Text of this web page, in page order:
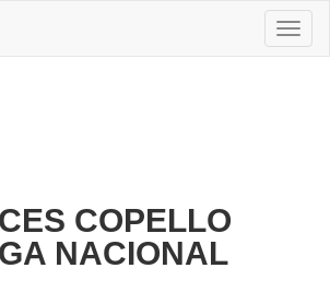
COPELLO
NACIONAL